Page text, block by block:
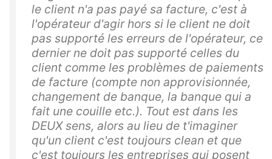
le client n'a pas payé sa facture, c'est à
l'opérateur d'agir hors si le client ne doit
pas supporté les erreurs de l'opérateur, ce
dernier ne doit pas supporté celles du
client comme les problèmes de paiements
de facture (compte non approvisionnée,
changement de banque, la banque qui a
fait une couille etc.). Tout est dans les
DEUX sens, alors au lieu de t'imaginer
qu'un client c'est toujours clean et que
c'est toujours les entreprises qui posent